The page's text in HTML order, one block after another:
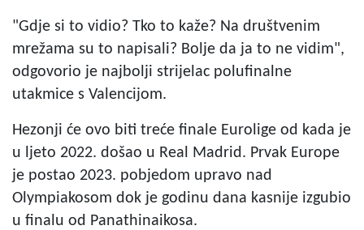
"Gdje si to vidio? Tko to kaže? Na društvenim
mrežama su to napisali? Bolje da ja to ne vidim",
odgovorio je najbolji strijelac polufinalne
utakmice s Valencijom.
Hezonji će ovo biti treće finale Eurolige od kada je
u ljeto 2022. došao u Real Madrid. Prvak Europe
je postao 2023. pobjedom upravo nad
Olympiakosom dok je godinu dana kasnije izgubio
u finalu od Panathinaikosa.